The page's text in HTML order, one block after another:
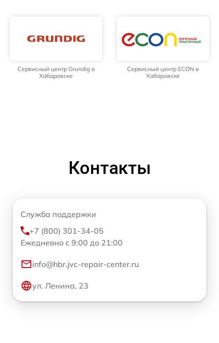
Сервисный центр Grundig в
Хабаровске
Сервисный центр ECON в
Хабаровске
Контакты
Служба поддержки
+7 (800) 301-34-05
Ежедневно с 9:00 до 21:00
info@hbr.jvc-repair-center.ru
ул. Ленина, 23